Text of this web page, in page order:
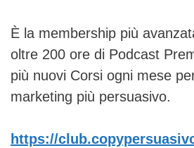
È la membership più
oltre 200 ore di Podcast
più nuovi Corsi ogni mese
marketing più persuasivo.
https://